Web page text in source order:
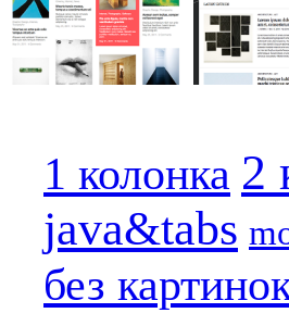
1 колонка 2
java&tabs
без